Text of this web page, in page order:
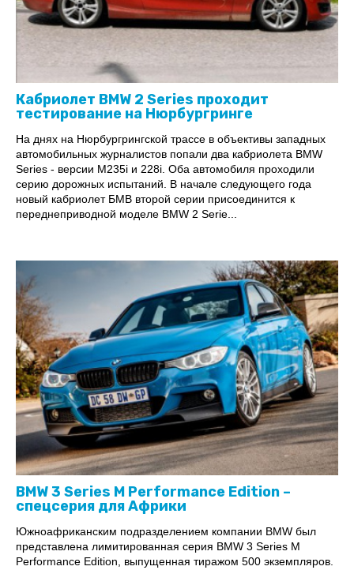
Кабриолет BMW 2 Series проходит
тестирование на Нюрбургринге
На днях на Нюрбургрингской трассе в объективы западных
автомобильных журналистов попали два кабриолета BMW
Series - версии M235i и 228i. Оба автомобиля проходили
серию дорожных испытаний. В начале следующего года
новый кабриолет БМВ второй серии присоединится к
переднеприводной моделе BMW 2 Serie...
BMW 3 Series M Performance Edition –
спецсерия для Африки
Южноафриканским подразделением компании BMW был
представлена лимитированная серия BMW 3 Series M
Performance Edition, выпущенная тиражом 500 экземпляров.